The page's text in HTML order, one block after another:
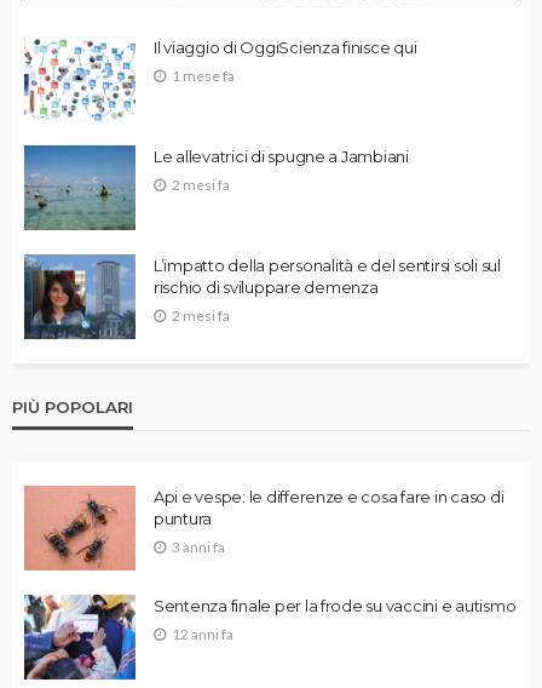
Il viaggio di OggiScienza finisce qui
1 mese fa
Le allevatrici di spugne a Jambiani
2 mesi fa
L’impatto della personalità e del sentirsi soli sul
rischio di sviluppare demenza
2 mesi fa
PIÙ POPOLARI
Api e vespe: le differenze e cosa fare in caso di
puntura
3 anni fa
Sentenza finale per la frode su vaccini e autismo
12 anni fa